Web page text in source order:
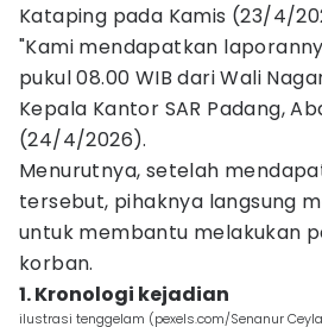
Kataping pada Kamis (23/4/
"Kami mendapatkan
pukul 08.00 WIB dari Wali
Kepala Kantor SAR Padang,
(24/4/2026).
Menurutnya, setelah
tersebut, pihaknya langsung
untuk membantu melakukan
korban.
1. Kronologi kejadian
ilustrasi tenggelam (pexels.com/Senanur